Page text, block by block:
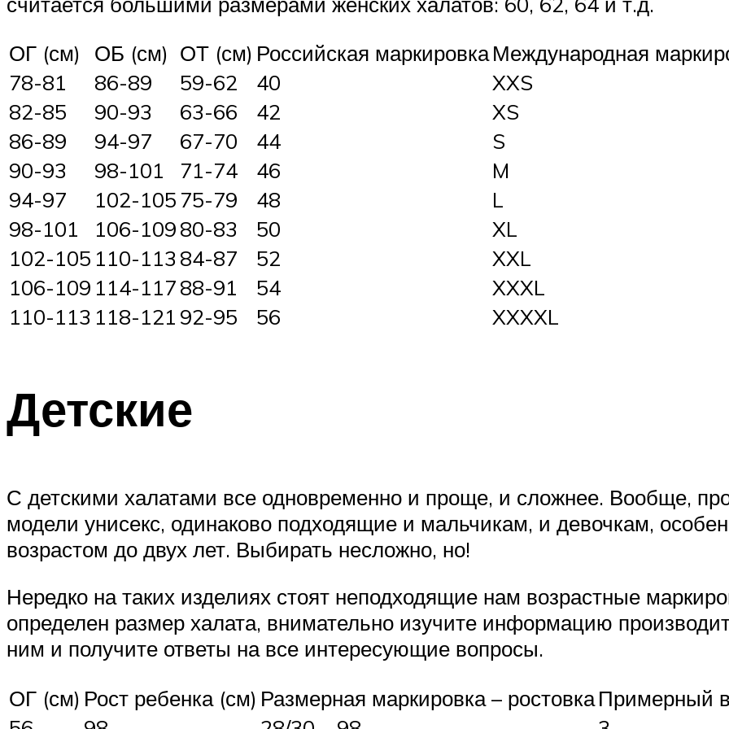
ОГ (см)
ОБ (см) ОТ (см) Российская маркировкаМеждународная
78-81
86-89 59-62 40
XXS
82-85
90-93 63-66 42
XS
86-89
94-97 67-70 44
S
90-93
98-101 71-74 46
M
94-97
102-105 75-79 48
L
98-101
106-10980-83 50
XL
102-105 110-113 84-87 52
XXL
106-109 114-11788-91 54
XXXL
110-113 118-121 92-95 56 XXXXL
Детские
С детскими халатами все одновременно и проще, и сложнее. Вообще,
модели унисекс, одинаково подходящие и мальчикам, и девочкам,
возрастом до двух лет. Выбирать несложно, но!
Нередко на таких изделиях стоят неподходящие нам возрастные
определен размер халата, внимательно изучите информацию
ним и получите ответы на все интересующие вопросы.
ОГ (см) Рост ребенка (см) Размерная маркировка – ростовкаПримерный